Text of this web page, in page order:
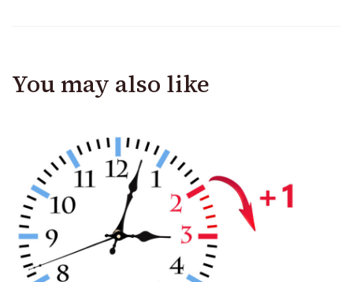
You may also like